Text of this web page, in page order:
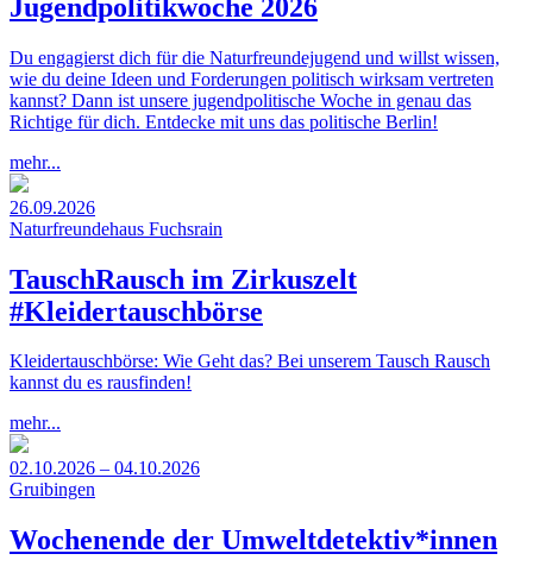
Jugendpolitikwoche 2026
Du engagierst dich für die Naturfreundejugend und willst wissen,
wie du deine Ideen und Forderungen politisch wirksam vertreten
kannst? Dann ist unsere jugendpolitische Woche in genau das
Richtige für dich. Entdecke mit uns das politische Berlin!
mehr...
26.09.2026
Naturfreundehaus Fuchsrain
TauschRausch im Zirkuszelt
#Kleidertauschbörse
Kleidertauschbörse: Wie Geht das? Bei unserem Tausch Rausch
kannst du es rausfinden!
mehr...
02.10.2026 – 04.10.2026
Gruibingen
Wochenende der Umweltdetektiv*innen